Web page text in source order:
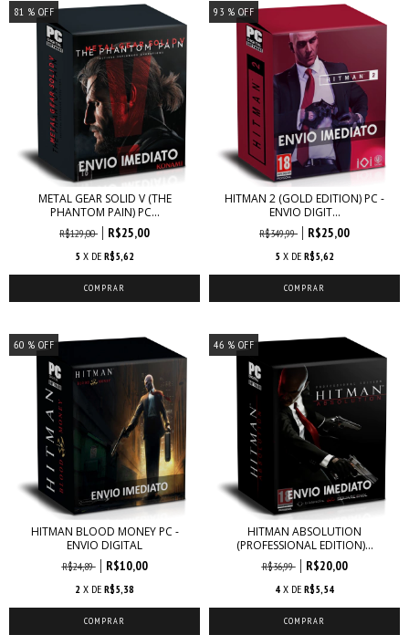
81 % OFF
METAL GEAR SOLID V (THE
PHANTOM PAIN) PC...
R$129,00 R$25,00
5 X DE R$5,62
93 % OFF
HITMAN 2 (GOLD EDITION) PC -
ENVIO DIGIT...
R$349,99 R$25,00
5 X DE R$5,62
60 % OFF
HITMAN BLOOD MONEY PC -
ENVIO DIGITAL
R$24,89 R$10,00
2 X DE R$5,38
46 % OFF
HITMAN ABSOLUTION
(PROFESSIONAL EDITION)...
R$36,99 R$20,00
4 X DE R$5,54